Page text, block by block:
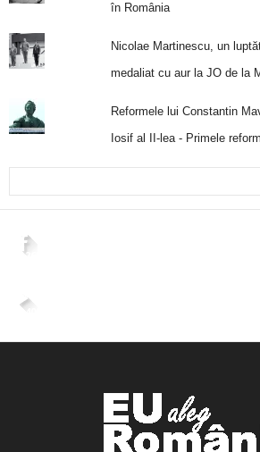
în România
Nicolae Martinescu, un
medaliat cu aur la JO de la
Reformele lui Constantin
Iosif al II-lea - Primele
2,265
4,400